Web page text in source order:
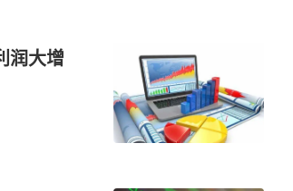
润大增